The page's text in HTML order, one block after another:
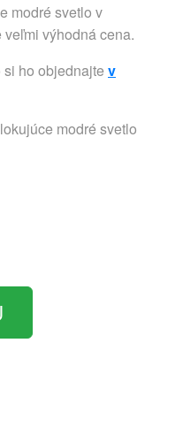
modré svetlo v
výhodná cena.
ho objednajte v
modré svetlo